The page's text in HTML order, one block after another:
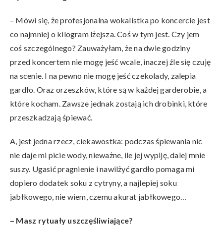
– Mówi się, że profesjonalna wokalistka po koncercie jest
co najmniej o kilogram lżejsza. Coś w tym jest. Czy jem
coś szczególnego? Zauważyłam, że na dwie godziny
przed koncertem nie mogę jeść wcale, inaczej źle się czuję
na scenie. I na pewno nie mogę jeść czekolady, zalepia
gardło. Oraz orzeszków, które są w każdej garderobie, a
które kocham. Zawsze jednak zostają ich drobinki, które
przeszkadzają śpiewać.
A, jest jedna rzecz, ciekawostka: podczas śpiewania nic
nie daje mi picie wody, nieważne, ile jej wypiję, dalej mnie
suszy. Ugasić pragnienie i nawilżyć gardło pomaga mi
dopiero dodatek soku z cytryny, a najlepiej soku
jabłkowego, nie wiem, czemu akurat jabłkowego…
– Masz rytuały uszczęśliwiające?